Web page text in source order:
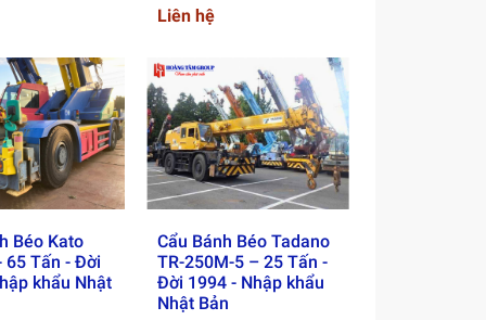
Liên hệ
Béo Kato
65 Tấn - Đời
khẩu Nhật
Cẩu Bánh Béo Tadano
TR-250M-5 – 25 Tấn -
Đời 1994 - Nhập khẩu
Nhật Bản